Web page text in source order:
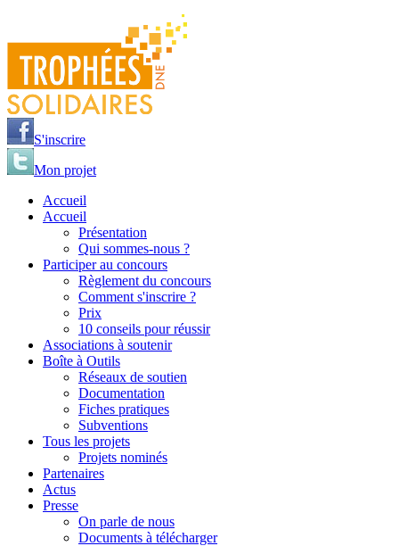
S'inscrire
Mon projet
Accueil
Accueil
Présentation
Qui sommes-nous ?
Participer au concours
Règlement du concours
Comment s'inscrire ?
Prix
10 conseils pour réussir
Associations à soutenir
Boîte à Outils
Réseaux de soutien
Documentation
Fiches pratiques
Subventions
Tous les projets
Projets nominés
Partenaires
Actus
Presse
On parle de nous
Documents à télécharger